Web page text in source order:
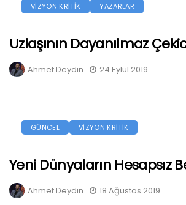
VİZYON KRİTİK YAZARLAR
Uzlaşının Dayanılmaz
Ahmet Deydin 24 Eylül 2019
GÜNCEL VİZYON KRİTİK
Yeni Dünyaların Hesapsız
Ahmet Deydin 18 Ağustos 2019